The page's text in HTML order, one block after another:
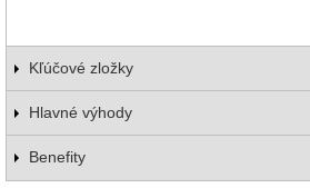
Kľúčové zložky
Hlavné výhody
Benefity